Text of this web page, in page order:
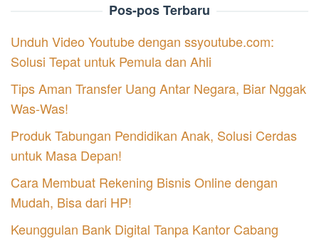
Pos-pos Terbaru
Unduh Video Youtube dengan ssyoutube.com:
Solusi Tepat untuk Pemula dan Ahli
Tips Aman Transfer Uang Antar Negara, Biar Nggak
Was-Was!
Produk Tabungan Pendidikan Anak, Solusi Cerdas
untuk Masa Depan!
Cara Membuat Rekening Bisnis Online dengan
Mudah, Bisa dari HP!
Keunggulan Bank Digital Tanpa Kantor Cabang